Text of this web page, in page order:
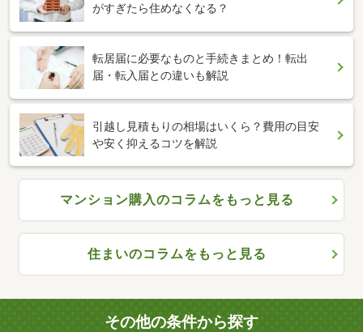
がすぎたら住めなくなる？
転居届に必要なものと手続きまとめ！転出
届・転入届との違いも解説
引越し見積もりの相場はいくら？費用の目安
や安く抑えるコツを解説
マンション購入のコラムをもっと見る
住まいのコラムをもっと見る
その他の条件から探す